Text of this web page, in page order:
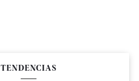
TENDENCIAS